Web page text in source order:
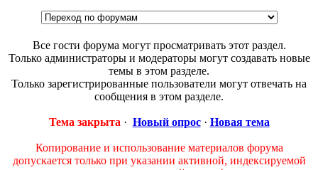
Все гости форума могут просматривать этот раздел.
Только администраторы и модераторы могут создавать новые
темы в этом разделе.
Только зарегистрированные пользователи могут отвечать на
сообщения в этом разделе.
Тема закрыта · Новый опрос· Новая тема
Копирование и использование материалов форума
допускается только при указании активной, индексируемой